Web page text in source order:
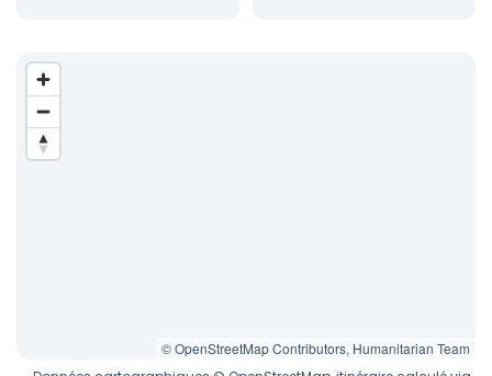
© OpenStreetMap Contributors, Humanitarian Team